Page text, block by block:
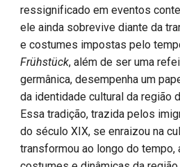
ressignificado em eventos
ele ainda sobrevive diante da
e costumes impostas pelo
Frühstück, além de ser uma
germânica, desempenha um
da identidade cultural da região
Essa tradição, trazida pelos
do século XIX, se enraizou na
transformou ao longo do tempo,